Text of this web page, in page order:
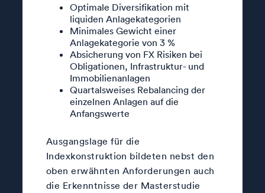
Optimale Diversifikation mit
liquiden Anlagekategorien
Minimales Gewicht einer
Anlagekategorie von 3 %
Absicherung von FX Risiken bei
Obligationen, Infrastruktur- und
Immobilienanlagen
Quartalsweises Rebalancing der
einzelnen Anlagen auf die
Anfangswerte
Ausgangslage für die
Indexkonstruktion bildeten nebst den
oben erwähnten Anforderungen auch
die Erkenntnisse der Masterstudie